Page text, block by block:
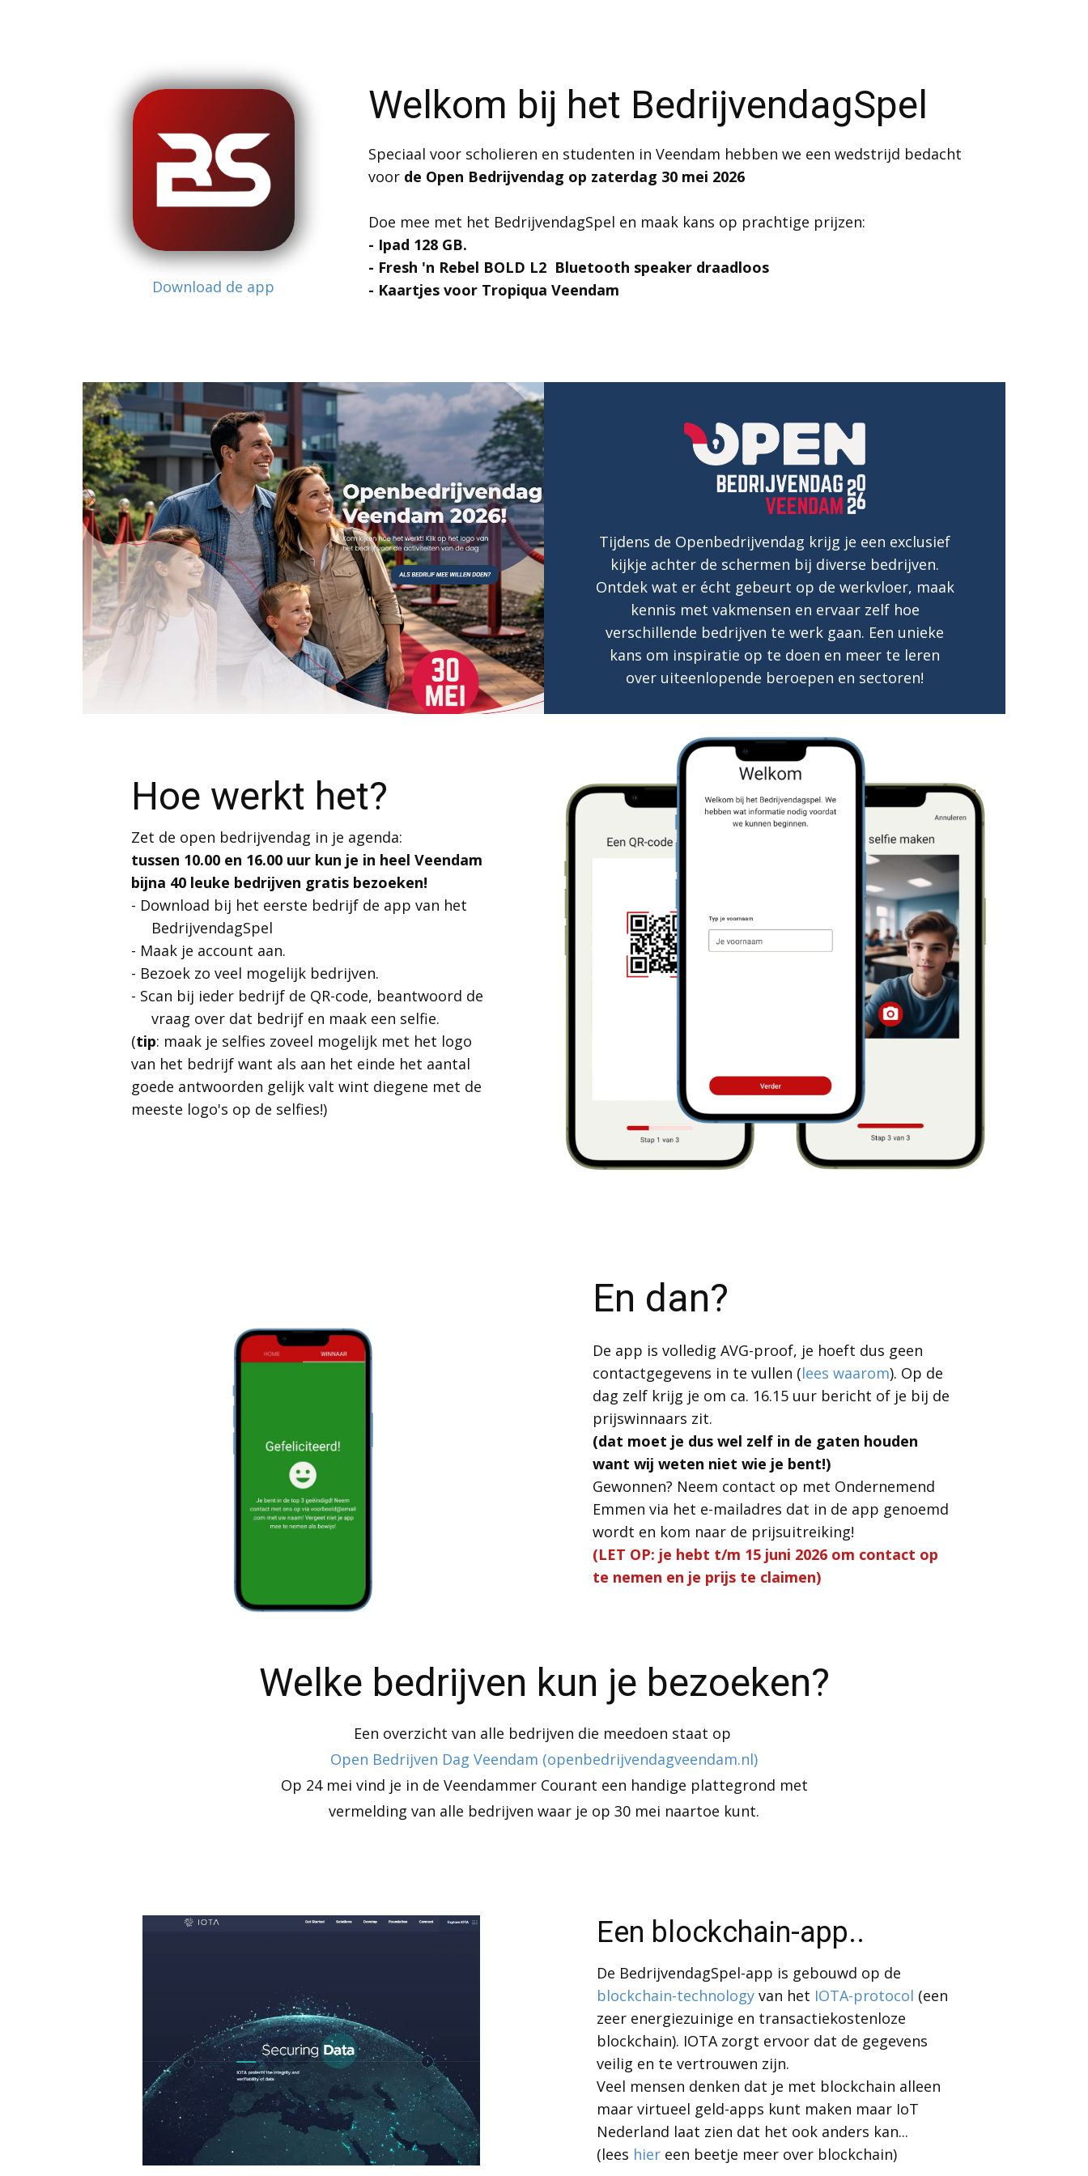
Download de app
Welkom bij het BedrijvendagSpel
Speciaal voor scholieren en studenten in Veendam hebben we een wedstrijd bedacht
voor de Open Bedrijvendag op zaterdag 30 mei 2026
Doe mee met het BedrijvendagSpel en maak kans op prachtige prijzen:
- Ipad 128 GB.
- Fresh 'n Rebel BOLD L2 Bluetooth speaker draadloos
- Kaartjes voor Tropiqua Veendam
Tijdens de Openbedrijvendag krijg je een exclusief
kijkje achter de schermen bij diverse bedrijven.
Ontdek wat er écht gebeurt op de werkvloer, maak
kennis met vakmensen en ervaar zelf hoe
verschillende bedrijven te werk gaan. Een unieke
kans om inspiratie op te doen en meer te leren
over uiteenlopende beroepen en sectoren!
Hoe werkt het?
Zet de open bedrijvendag in je agenda:
tussen 10.00 en 16.00 uur kun je in heel Veendam
bijna 40 leuke bedrijven gratis bezoeken!
- Download bij het eerste bedrijf de app van het
BedrijvendagSpel
- Maak je account aan.
- Bezoek zo veel mogelijk bedrijven.
- Scan bij ieder bedrijf de QR-code, beantwoord de
vraag over dat bedrijf en maak een selfie.
(tip: maak je selfies zoveel mogelijk met het logo
van het bedrijf want als aan het einde het aantal
goede antwoorden gelijk valt wint diegene met de
meeste logo's op de selfies!)
En dan?
De app is volledig AVG-proof, je hoeft dus geen
contactgegevens in te vullen (lees waarom). Op de
dag zelf krijg je om ca. 16.15 uur bericht of je bij de
prijswinnaars zit.
(dat moet je dus wel zelf in de gaten houden
want wij weten niet wie je bent!)
Gewonnen? Neem contact op met Ondernemend
Emmen via het e-mailadres dat in de app genoemd
wordt en kom naar de prijsuitreiking!
(LET OP: je hebt t/m 15 juni 2026 om contact op
te nemen en je prijs te claimen)
Welke bedrijven kun je bezoeken?
Een overzicht van alle bedrijven die meedoen staat op
Open Bedrijven Dag Veendam (openbedrijvendagveendam.nl)
Op 24 mei vind je in de Veendammer Courant een handige plattegrond met
vermelding van alle bedrijven waar je op 30 mei naartoe kunt.
Een blockchain-app..
De BedrijvendagSpel-app is gebouwd op de
blockchain-technology van het IOTA-protocol (een
zeer energiezuinige en transactiekostenloze
blockchain). IOTA zorgt ervoor dat de gegevens
veilig en te vertrouwen zijn.
Veel mensen denken dat je met blockchain alleen
maar virtueel geld-apps kunt maken maar IoT
Nederland laat zien dat het ook anders kan...
(lees hier een beetje meer over blockchain)